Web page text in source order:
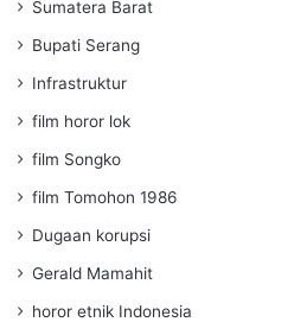
Sumatera Barat
Bupati Serang
Infrastruktur
film horor lok
film Songko
film Tomohon 1986
Dugaan korupsi
Gerald Mamahit
horor etnik Indonesia